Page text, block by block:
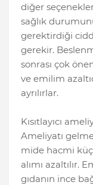
diğer
sağlık
gerektirdiği
gerekir.
sonrası çok
ve emilim
ayrılırlar.
Kısıtlayıcı
Ameliyatı
mide hacmi
alımı azaltılır.
gıdanın ince